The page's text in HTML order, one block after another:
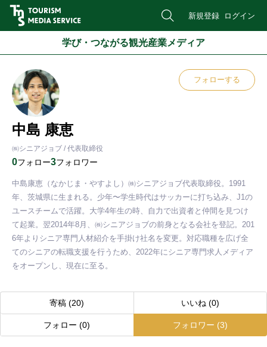
新規登録 ログイン
学び・つながる観光産業メディア
中島 康恵
㈱シニアジョブ / 代表取締役
0フォロー3フォロワー
フォローする
中島康恵（なかじま・やすよし）㈱シニアジョブ代表取締役。1991
年、茨城県に生まれる。少年〜学生時代はサッカーに打ち込み、J1の
ユースチームで活躍。大学4年生の時、自力で出資者と仲間を見つけ
て起業。翌2014年8月、㈱シニアジョブの前身となる会社を登記。201
6年よりシニア専門人材紹介を手掛け社名を変更。対応職種を広げ全
てのシニアの転職支援を行うため、2022年にシニア専門求人メディア
をオープンし、現在に至る。
寄稿 (20) いいね (0)
フォロー (0) フォロワー (3)